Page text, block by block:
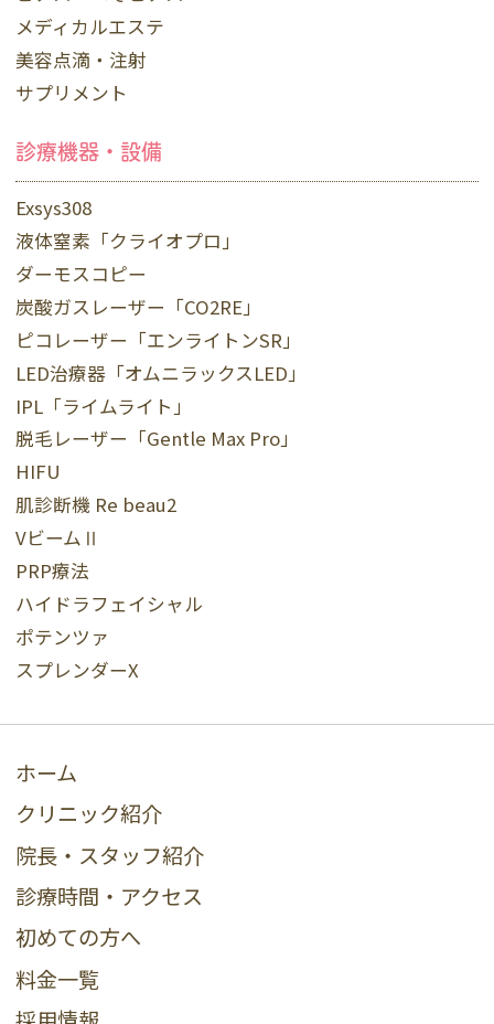
メディカルエステ
美容点滴・注射
サプリメント
診療機器・設備
Exsys308
液体窒素「クライオプロ」
ダーモスコピー
炭酸ガスレーザー「CO2RE」
ピコレーザー「エンライトンSR」
LED治療器「オムニラックスLED」
IPL「ライムライト」
脱毛レーザー「Gentle Max Pro」
HIFU
肌診断機 Re beau2
VビームⅡ
PRP療法
ハイドラフェイシャル
ポテンツァ
スプレンダーX
ホーム
クリニック紹介
院長・スタッフ紹介
診療時間・アクセス
初めての方へ
料金一覧